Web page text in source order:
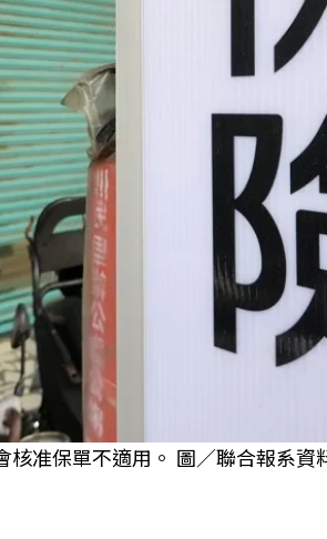
准保單不適用。 圖／聯合報系資